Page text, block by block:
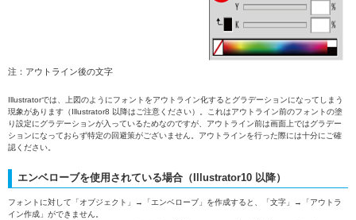
注：アウトライン後の文字
Illustratorでは、上図のようにフォントをアウトライン化するとグラデーションになってしまう
現象があります（Illustrator8 以降はご注意ください）。これはアウトライン前のフォントの塗
り設定にグラデーションが入っているためなのですが、アウトライン前は画面上ではグラデー
ションになっておらず特定の回避策がございません。アウトラインを行った際には十分にご確
認ください。
エンベローブを使用されている場合（Illustrator10 以降）
フォントに対して「オブジェクト」→「エンベローブ」を作成すると、「文字」→「アウトラ
イン作成」ができません。